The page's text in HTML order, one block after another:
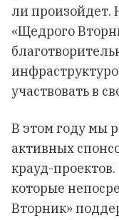
ли произойдет.
«Щедрого
участвовать в
В этом году мы
активных
крауд-
которые
Вторник»